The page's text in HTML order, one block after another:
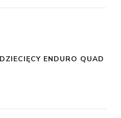
ENDURO QUAD